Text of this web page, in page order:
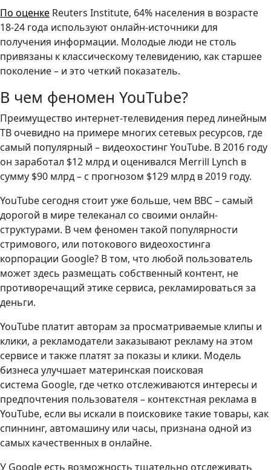
По оценке Reuters Institute, 64% населения в возрасте
18-24 года используют онлайн-источники для
получения информации. Молодые люди не столь
привязаны к классическому телевидению, как старшее
поколение – и это четкий показатель.
В чем феномен YouTube?
Преимущество интернет-телевидения перед линейным
ТВ очевидно на примере многих сетевых ресурсов, где
самый популярный – видеохостинг YouTube. В 2016 году
он заработал $12 млрд и оценивался Merrill Lynch в
сумму $90 млрд – с прогнозом $129 млрд в 2019 году.
YouTube сегодня стоит уже больше, чем BBC – самый
дорогой в мире телеканал со своими онлайн-
структурами. В чем феномен такой популярности
стримового, или потокового видеохостинга
корпорации Google? В том, что любой пользователь
может здесь размещать собственный контент, не
противоречащий этике сервиса, рекламироваться за
деньги.
YouTube платит авторам за просматриваемые клипы и
клики, а рекламодатели заказывают рекламу на этом
сервисе и также платят за показы и клики. Модель
бизнеса улучшает материнская поисковая
система Google, где четко отслеживаются интересы и
предпочтения пользователя – контекстная реклама в
YouTube, если вы искали в поисковике такие товары, как
спиннинг, автомашину или часы, признана одной из
самых качественных в онлайне.
У Google есть возможность тщательно отслеживать